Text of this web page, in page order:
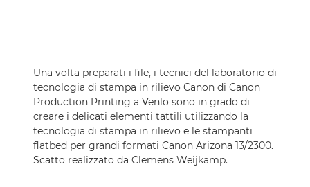
Una volta preparati i file, i tecnici del laboratorio di
tecnologia di stampa in rilievo Canon di Canon
Production Printing a Venlo sono in grado di
creare i delicati elementi tattili utilizzando la
tecnologia di stampa in rilievo e le stampanti
flatbed per grandi formati Canon Arizona 13/2300.
Scatto realizzato da Clemens Weijkamp.